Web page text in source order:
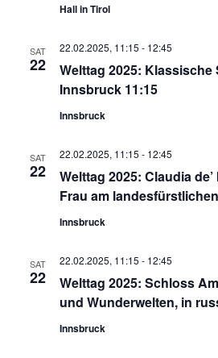
Hall in Tirol
SAT
22
Welttag 2025:
Innsbruck 11:15
22.02.2025, 11:15 - 12:45
Innsbruck
SAT
22
Welttag 2025: Claudia
Frau am
22.02.2025, 11:15 - 12:45
Innsbruck
SAT
22
Welttag 2025: Schloss
und Wunderwelten, in
22.02.2025, 11:15 - 12:45
Innsbruck